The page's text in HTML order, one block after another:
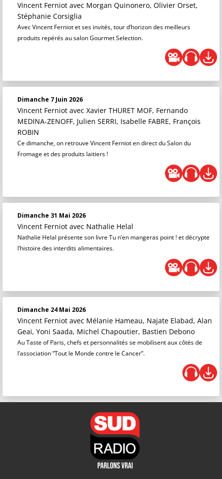
Vincent Ferniot avec Morgan Quinonero, Olivier Orset,
Stéphanie Corsiglia
Avec Vincent Ferniot et ses invités, tour d’horizon des meilleurs
produits repérés au salon Gourmet Selection.
Dimanche 7 Juin 2026
Vincent Ferniot avec Xavier THURET MOF, Fernando
MEDINA-ZENOFF, Julien SERRI, Isabelle FABRE, François
ROBIN
Ce dimanche, on retrouve Vincent Ferniot en direct du Salon du
Fromage et des produits laitiers !
Dimanche 31 Mai 2026
Vincent Ferniot avec Nathalie Helal
Nathalie Helal présente son livre Tu n’en mangeras point ! et décrypte
l’histoire des interdits alimentaires.
Dimanche 24 Mai 2026
Vincent Ferniot avec Mélanie Hameau, Najate Elabad, Alan
Geai, Yoni Saada, Michel Chapoutier, Bastien Debono
Au Taste of Paris, chefs et personnalités se mobilisent aux côtés de
l’association “Tout le Monde contre le Cancer”.